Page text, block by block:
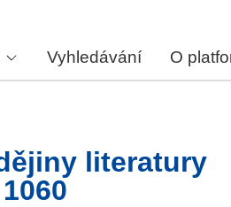
Vyhledávání O
literatury